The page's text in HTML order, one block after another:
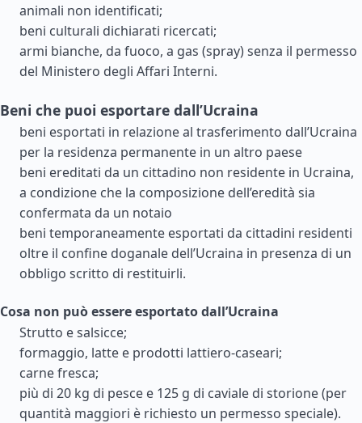
animali non identificati;
beni culturali dichiarati ricercati;
armi bianche, da fuoco, a gas (spray) senza il permesso
del Ministero degli Affari Interni.
Beni che puoi esportare dall’Ucraina
beni esportati in relazione al trasferimento dall’Ucraina
per la residenza permanente in un altro paese
beni ereditati da un cittadino non residente in Ucraina,
a condizione che la composizione dell’eredità sia
confermata da un notaio
beni temporaneamente esportati da cittadini residenti
oltre il confine doganale dell’Ucraina in presenza di un
obbligo scritto di restituirli.
Cosa non può essere esportato dall’Ucraina
Strutto e salsicce;
formaggio, latte e prodotti lattiero-caseari;
carne fresca;
più di 20 kg di pesce e 125 g di caviale di storione (per
quantità maggiori è richiesto un permesso speciale).